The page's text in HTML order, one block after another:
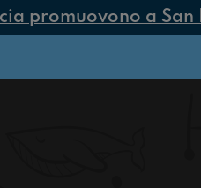
promuovono a San